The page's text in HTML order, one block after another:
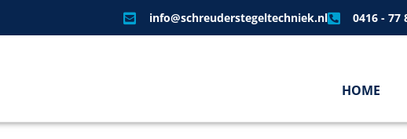
info@schreuderstegeltechniek.nl 0416 - 77
HOME